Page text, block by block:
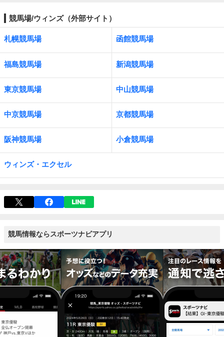
競馬場/ウィンズ（外部サイト）
札幌競馬場 函館競馬場
福島競馬場 新潟競馬場
東京競馬場 中山競馬場
中京競馬場 京都競馬場
阪神競馬場 小倉競馬場
ウィンズ・エクセル
競馬情報ならスポーツナビアプリ